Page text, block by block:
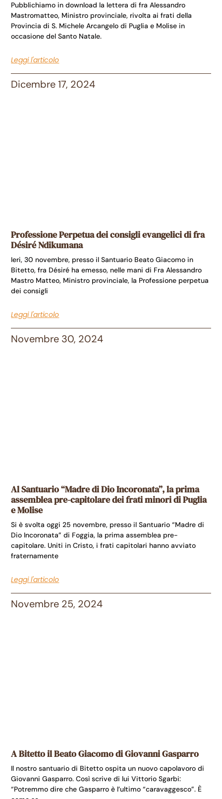
Pubblichiamo in download la lettera di fra Alessandro
Mastromatteo, Ministro provinciale, rivolta ai frati della
Provincia di S. Michele Arcangelo di Puglia e Molise in
occasione del Santo Natale.
Leggi l'articolo
Dicembre 17, 2024
Professione Perpetua dei consigli evangelici di fra
Désiré Ndikumana
Ieri, 30 novembre, presso il Santuario Beato Giacomo in
Bitetto, fra Désiré ha emesso, nelle mani di Fra Alessandro
Mastro Matteo, Ministro provinciale, la Professione perpetua
dei consigli
Leggi l'articolo
Novembre 30, 2024
Al Santuario “Madre di Dio Incoronata”, la prima
assemblea pre-capitolare dei frati minori di Puglia
e Molise
Si è svolta oggi 25 novembre, presso il Santuario “Madre di
Dio Incoronata” di Foggia, la prima assemblea pre-
capitolare. Uniti in Cristo, i frati capitolari hanno avviato
fraternamente
Leggi l'articolo
Novembre 25, 2024
A Bitetto il Beato Giacomo di Giovanni Gasparro
Il nostro santuario di Bitetto ospita un nuovo capolavoro di
Giovanni Gasparro. Così scrive di lui Vittorio Sgarbi:
“Potremmo dire che Gasparro è l’ultimo “caravaggesco”. È